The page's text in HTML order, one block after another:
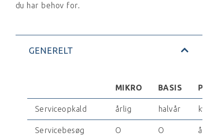
du har behov for.
GENERELT
MIKRO BASIS PLUS
Serviceopkald årlig halvår
Servicebesøg O O årlig